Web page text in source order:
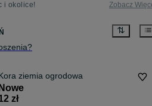
i okolice! Zobacz
ziemia ogrodowa
Nowe
zł